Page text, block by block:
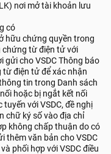
nơi mở tài khoản lưu
có
hữu chứng quyền trong
chứng từ điện tử với
gửi cho VSDC Thông báo
điện tử để xác nhận
tin trong Danh sách
hoặc bị ngắt kết nối
với VSDC, đề nghị
chữ ký số vào địa chỉ
không chấp thuận do có
thêm văn bản cho VSDC
phối hợp với VSDC điều